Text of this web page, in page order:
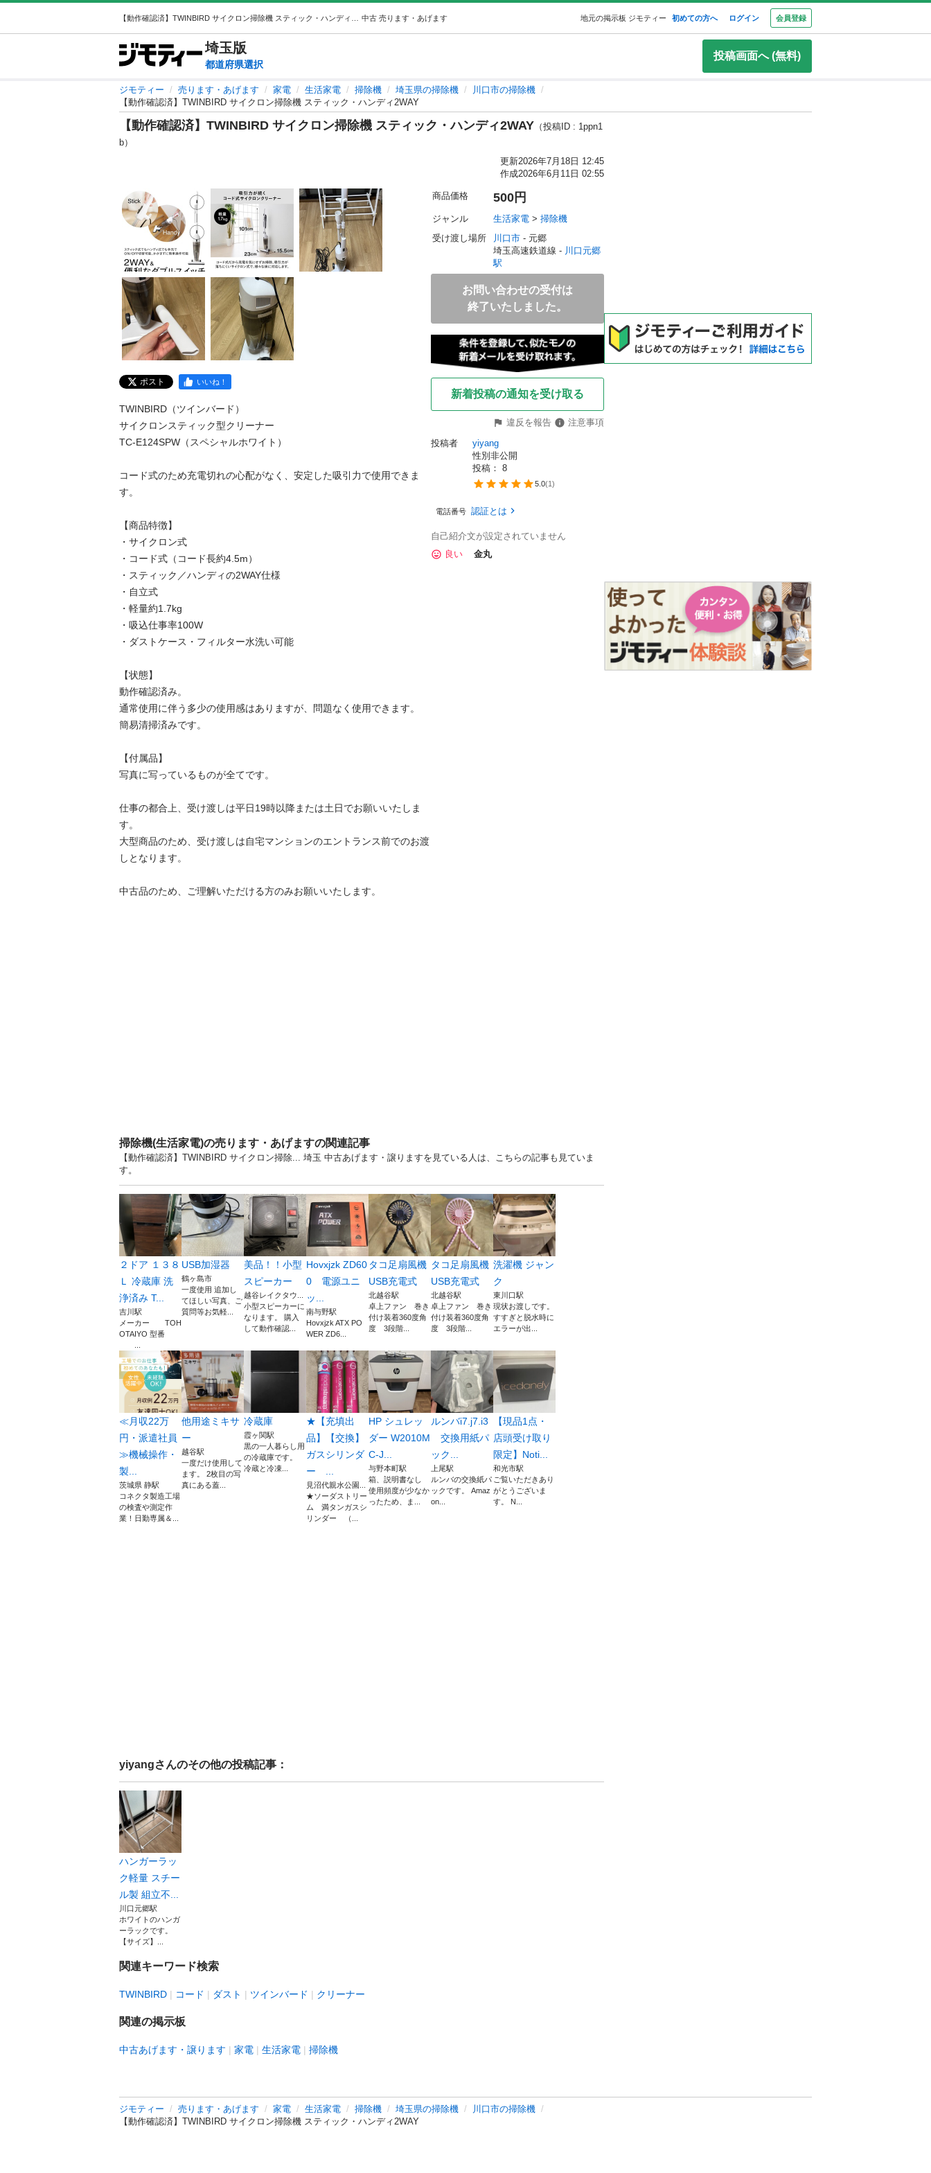
中古 売ります・あげます 地元の掲示板 ジモティー 初めての方へ ログイン 会員登録
埼玉版
都道府県選択
投稿画面へ (無料)
ジモティー 売ります・あげます 家電 生活家電 掃除機 埼玉県の掃除機
川口市の掃除機
【動作確認済】TWINBIRD サイクロン掃除機 スティック・ハンディ2WAY
【動作確認済】TWINBIRD サイクロン掃除機 スティック・ハンディ2WAY （投稿ID : 1ppn1
b）
更新2026年7月18日 12:45
作成2026年6月11日 02:55
ポスト いいね！
TWINBIRD（ツインバード）
サイクロンスティック型クリーナー
TC-E124SPW（スペシャルホワイト）
コード式のため充電切れの心配がなく、安定した吸引力で使用できま
す。
【商品特徴】
・サイクロン式
・コード式（コード長約4.5m）
・スティック／ハンディの2WAY仕様
・自立式
・軽量約1.7kg
・吸込仕事率100W
・ダストケース・フィルター水洗い可能
【状態】
動作確認済み。
通常使用に伴う多少の使用感はありますが、問題なく使用できます。
簡易清掃済みです。
【付属品】
写真に写っているものが全てです。
仕事の都合上、受け渡しは平日19時以降または土日でお願いいたしま
す。
大型商品のため、受け渡しは自宅マンションのエントランス前でのお渡
しとなります。
中古品のため、ご理解いただける方のみお願いいたします。
商品価格 500円
ジャンル 生活家電 > 掃除機
受け渡し場所
川口市 - 元郷
埼玉高速鉄道線 - 川口元郷
駅
お問い合わせの受付は
終了いたしました。
新着投稿の通知を受け取る
違反を報告
注意事項
投稿者
yiyang
性別非公開
投稿： 8
5.0(1 )
電話番号 認証とは
自己紹介文が設定されていません
良い
金丸
掃除機(生活家電)の売ります・あげますの関連記事
【動作確認済】TWINBIRD サイクロン掃除... 埼玉 中古あげます・譲りますを見ている人は、こちらの記事も見ていま
す。
２ドア １３８
Ｌ 冷蔵庫 洗
浄済み T...
吉川駅
メーカー TOH
OTAIYO 型番
USB加湿器
鶴ヶ島市
一度使用 追加し
てほしい写真、ご
質問等お気軽...
美品！！小型
スピーカー
越谷レイクタウ...
小型スピーカーに
なります。 購入
して動作確認...
Hovxjzk ZD60
0 電源ユニ
ッ...
南与野駅
Hovxjzk ATX PO
WER ZD6...
タコ足扇風機
USB充電式
北越谷駅
卓上ファン 巻き
付け装着360度角
度 3段階...
タコ足扇風機
USB充電式
北越谷駅
卓上ファン 巻き
付け装着360度角
度 3段階...
洗濯機 ジャン
ク
東川口駅
現状お渡しです。
すすぎと脱水時に
エラーが出...
≪月収22万
円・派遣社員
≫機械操作・
製...
茨城県 静駅
コネクタ製造工場
の検査や測定作
業！日勤専属＆...
他用途ミキサ
ー
越谷駅
一度だけ使用して
ます。 2枚目の写
真にある蓋...
冷蔵庫
霞ヶ関駅
黒の一人暮らし用
の冷蔵庫です。
冷蔵と冷凍...
★【充填出
品】【交換】
ガスシリンダ
ー ...
見沼代親水公園...
★ソーダストリー
ム 満タンガスシ
リンダー （...
HP シュレッ
ダー W2010M
C-J...
与野本町駅
箱、説明書なし
使用頻度が少なか
ったため、ま...
ルンバi7.j7.i3
交換用紙パ
ック...
上尾駅
ルンバの交換紙パ
ックです。 Amaz
on...
【現品1点・
店頭受け取り
限定】Noti...
和光市駅
ご覧いただきあり
がとうございま
す。 N...
yiyangさんのその他の投稿記事：
ハンガーラッ
ク軽量 スチー
ル製 組立不...
川口元郷駅
ホワイトのハンガ
ーラックです。
【サイズ】...
関連キーワード検索
TWINBIRD コード ダスト ツインバード クリーナー
関連の掲示板
中古あげます・譲ります 家電 生活家電 掃除機
ジモティー 売ります・あげます 家電 生活家電 掃除機 埼玉県の掃除機
川口市の掃除機
【動作確認済】TWINBIRD サイクロン掃除機 スティック・ハンディ2WAY